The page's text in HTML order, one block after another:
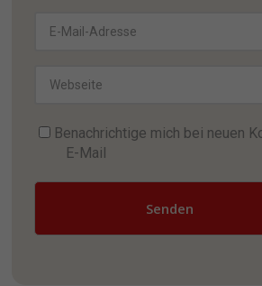
Benachrichtige mich bei neuen
E-Mail
Senden